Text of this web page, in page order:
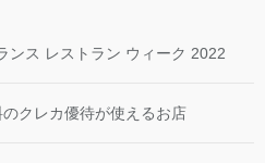
ンス レストラン ウィーク 2022
クレカ優待が使えるお店